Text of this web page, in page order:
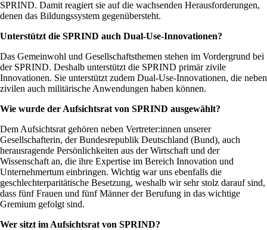
SPRIND. Damit reagiert sie auf die wachsenden Herausforderungen,
denen das Bildungssystem gegenübersteht.
Unterstützt die SPRIND auch Dual-Use-Innovationen?
Das Gemeinwohl und Gesellschaftsthemen stehen im Vordergrund bei
der SPRIND. Deshalb unterstützt die SPRIND primär zivile
Innovationen. Sie unterstützt zudem Dual-Use-Innovationen, die neben
zivilen auch militärische Anwendungen haben können.
Wie wurde der Aufsichtsrat von SPRIND ausgewählt?
Dem Aufsichtsrat gehören neben Vertreter:innen unserer
Gesellschafterin, der Bundesrepublik Deutschland (Bund), auch
herausragende Persönlichkeiten aus der Wirtschaft und der
Wissenschaft an, die ihre Expertise im Bereich Innovation und
Unternehmertum einbringen. Wichtig war uns ebenfalls die
geschlechterparitätische Besetzung, weshalb wir sehr stolz darauf sind,
dass fünf Frauen und fünf Männer der Berufung in das wichtige
Gremium gefolgt sind.
Wer sitzt im Aufsichtsrat von SPRIND?